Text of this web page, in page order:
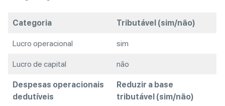
Categoria Tributável (sim/não)
Lucro operacional sim
Lucro de capital não
Despesas operacionais
dedutíveis
Reduzir a base
tributável (sim/não)